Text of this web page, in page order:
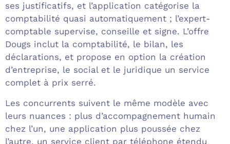
ses justificatifs, et l’application catégorise la
comptabilité quasi automatiquement ; l’expert-
comptable supervise, conseille et signe. L’offre
Dougs inclut la comptabilité, le bilan, les
déclarations, et propose en option la création
d’entreprise, le social et le juridique un service
complet à prix serré.
Les concurrents suivent le même modèle avec
leurs nuances : plus d’accompagnement humain
chez l’un, une application plus poussée chez
l’autre, un service client par téléphone étendu